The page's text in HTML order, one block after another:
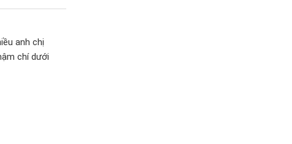
anh chị
chí dưới